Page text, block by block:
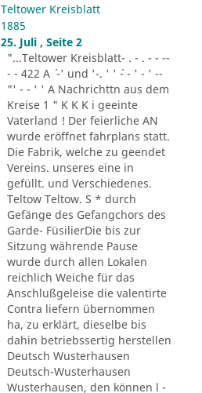
Teltower Kreisblatt
1885
25. Juli , Seite 2
"...Teltower Kreisblatt- . - . - - --
- - 422 A ´ -' und '-. ' ' ´- - ' - ' --
"' - - ' ' A Nachrichttn aus dem
Kreise 1 " K K K i geeinte
Vaterland ! Der feierliche AN
wurde eröffnet fahrplans statt.
Die Fabrik, welche zu geendet
Vereins. unseres eine in
gefüllt. und Verschiedenes.
Teltow Teltow. S * durch
Gefänge des Gefangchors des
Garde- FüsilierDie bis zur
Sitzung währende Pause
wurde durch allen Lokalen
reichlich Weiche für das
Anschlußgeleise die valentirte
Contra liefern übernommen
ha, zu erklärt, dieselbe bis
dahin betriebssertig herstellen
Deutsch Wusterhausen
Deutsch-Wusterhausen
Wusterhausen, den können l -